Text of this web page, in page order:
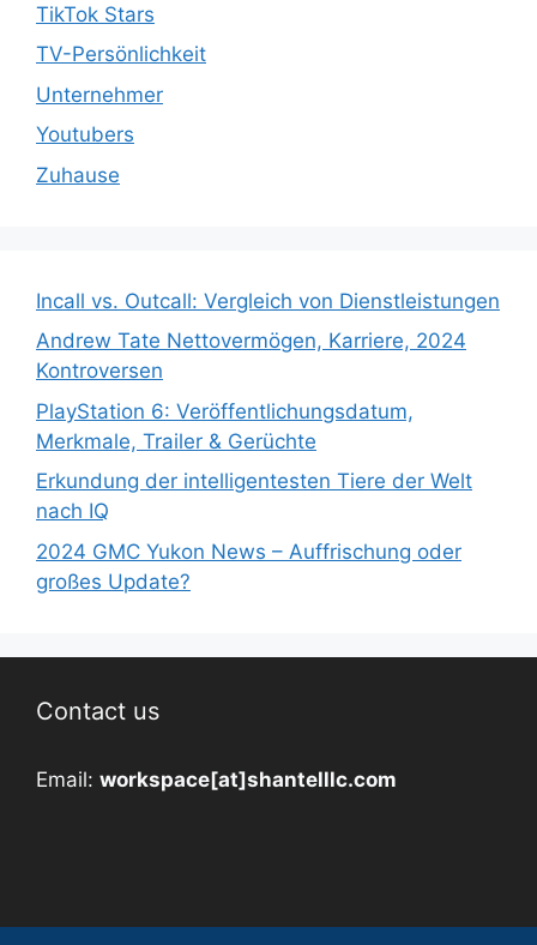
TikTok Stars
TV-Persönlichkeit
Unternehmer
Youtubers
Zuhause
Incall vs. Outcall: Vergleich von Dienstleistungen
Andrew Tate Nettovermögen, Karriere, 2024
Kontroversen
PlayStation 6: Veröffentlichungsdatum,
Merkmale, Trailer & Gerüchte
Erkundung der intelligentesten Tiere der Welt
nach IQ
2024 GMC Yukon News – Auffrischung oder
großes Update?
Contact us
Email: workspace[at]shantelllc.com